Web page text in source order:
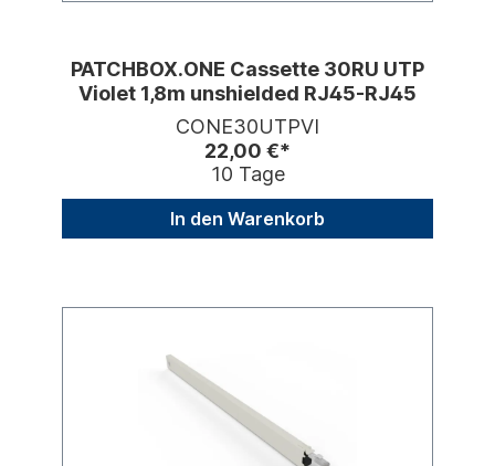
PATCHBOX.ONE Cassette 30RU UTP
Violet 1,8m unshielded RJ45-RJ45
CONE30UTPVI
22,00 €*
10 Tage
In den Warenkorb